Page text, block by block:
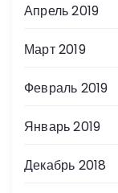
Апрель 2019
Март 2019
Февраль 2019
Январь 2019
Декабрь 2018